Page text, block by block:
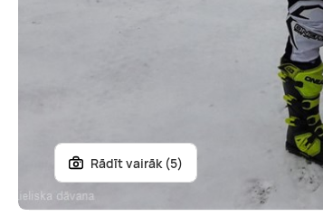
Rādīt vairāk (5)